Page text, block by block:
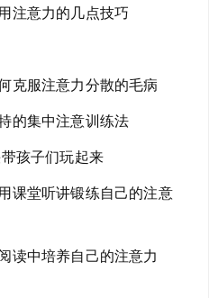
注意力的几点技巧
克服注意力分散的毛病
的集中注意训练法
孩子们玩起来
课堂听讲锻练自己的注意
读中培养自己的注意力